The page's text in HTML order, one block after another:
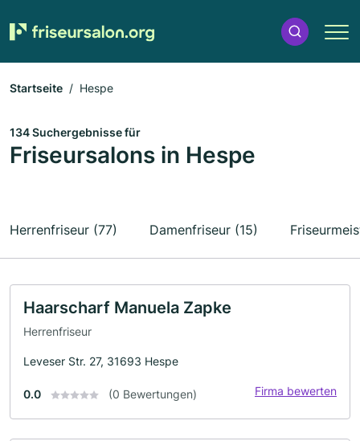
Startseite Hespe
134 Suchergebnisse für
Friseursalons in Hespe
Herrenfriseur (77) Damenfriseur (15)
Haarscharf Manuela Zapke
Herrenfriseur
Leveser Str. 27, 31693 Hespe
0.0 (0 Bewertungen) Firma bewerten